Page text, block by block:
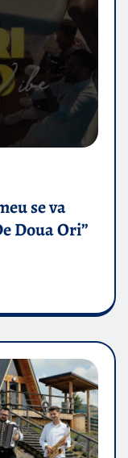
se va
Doua Ori”